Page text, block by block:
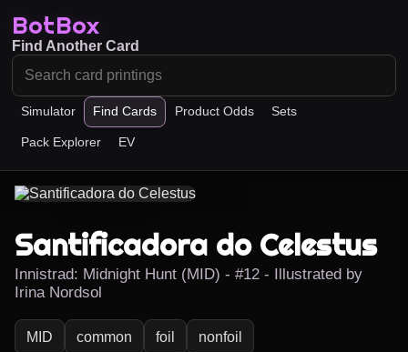
BotBox
Simulator Find Cards Product Odds Sets
Pack Explorer EV
Find Another Card
Santificadora do Celestus
Innistrad: Midnight Hunt (MID) - #12 - Illustrated by
Irina Nordsol
MID common foil nonfoil